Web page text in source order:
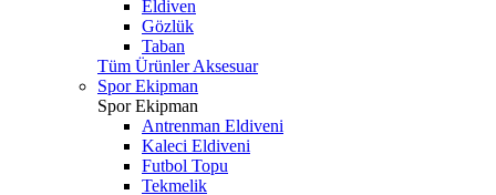
Eldiven
Gözlük
Taban
Tüm Ürünler Aksesuar
Spor Ekipman
Spor Ekipman
Antrenman Eldiveni
Kaleci Eldiveni
Futbol Topu
Tekmelik